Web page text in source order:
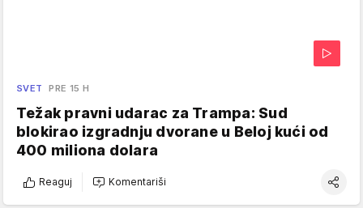
SVET PRE 15 H
Težak pravni udarac za Trampa: Sud
blokirao izgradnju dvorane u Beloj kući od
400 miliona dolara
Reaguj Komentariši